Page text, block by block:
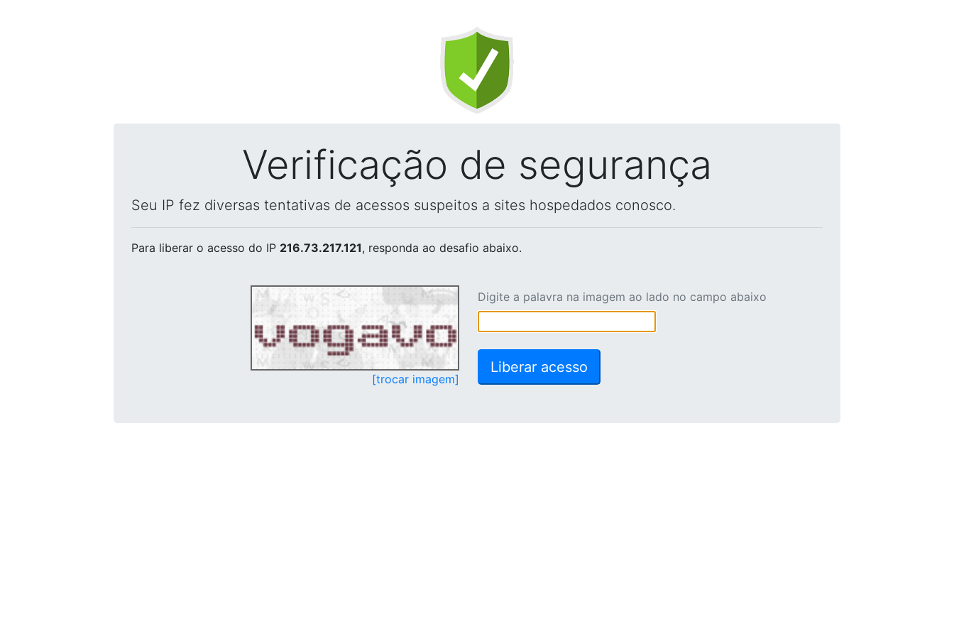
Verificação de segurança
Seu IP fez diversas tentativas de acessos suspeitos a sites hospedados conosco.
Para liberar o acesso do IP 216.73.217.121, responda ao desafio abaixo.
[trocar imagem]
Digite a palavra na imagem ao lado no campo abaixo